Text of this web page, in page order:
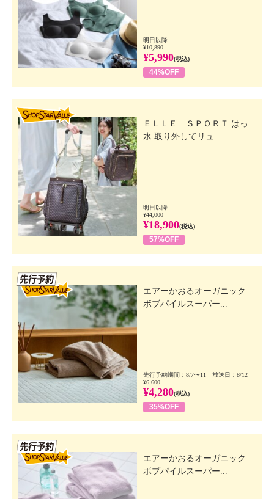
明日以降
¥10,890
¥5,990(税込)
44%OFF
ＥＬＬＥ ＳＰＯＲＴ はっ
水 取り外してリュ...
明日以降
¥44,000
¥18,900(税込)
57%OFF
エアーかおるオーガニック
ボブパイルスーパー...
先行予約期間：8/7〜11 放送日：8/12
¥6,600
¥4,280(税込)
35%OFF
エアーかおるオーガニック
ボブパイルスーパー...